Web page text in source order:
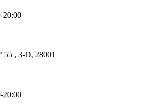
20:00
55 , 3-D, 28001
20:00